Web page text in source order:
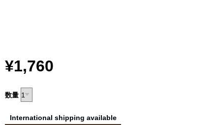
¥1,760
数量
International shipping available